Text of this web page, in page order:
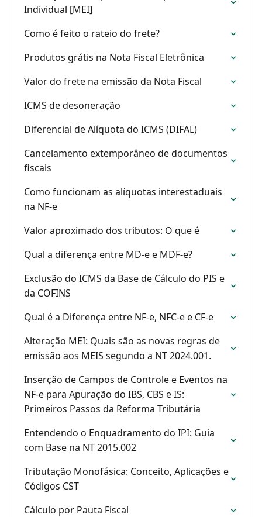
Individual [MEI]
Como é feito o rateio do frete?
Produtos grátis na Nota Fiscal Eletrônica
Valor do frete na emissão da Nota Fiscal
ICMS de desoneração
Diferencial de Alíquota do ICMS (DIFAL)
Cancelamento extemporâneo de documentos
fiscais
Como funcionam as alíquotas interestaduais
na NF-e
Valor aproximado dos tributos: O que é
Qual a diferença entre MD-e e MDF-e?
Exclusão do ICMS da Base de Cálculo do PIS e
da COFINS
Qual é a Diferença entre NF-e, NFC-e e CF-e
Alteração MEI: Quais são as novas regras de
emissão aos MEIS segundo a NT 2024.001.
Inserção de Campos de Controle e Eventos na
NF-e para Apuração do IBS, CBS e IS:
Primeiros Passos da Reforma Tributária
Entendendo o Enquadramento do IPI: Guia
com Base na NT 2015.002
Tributação Monofásica: Conceito, Aplicações e
Códigos CST
Cálculo por Pauta Fiscal